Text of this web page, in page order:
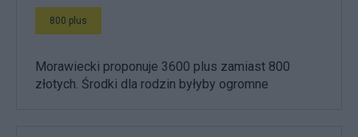
800 plus
Morawiecki proponuje 3600 plus zamiast 800
złotych. Środki dla rodzin byłyby ogromne